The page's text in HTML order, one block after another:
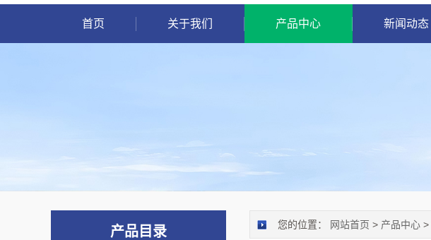
首页 关于我们 产品中心 新闻动态
您的位置： 网站首页 > 产品中心 >
产品目录